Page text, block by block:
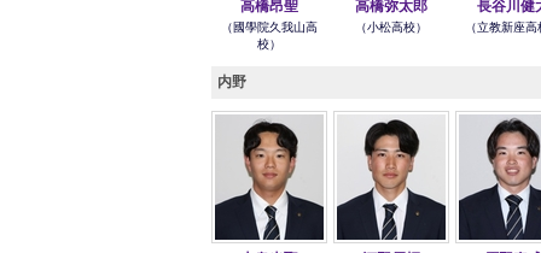
高橋昂聖
（國學院久我山高
校）
高橋弥太郎
（小松高校）
長谷川健
（立教新座
内野